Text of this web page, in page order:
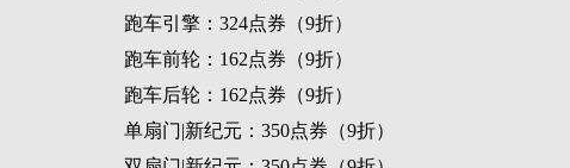
跑车引擎：324点券（9折）
跑车前轮：162点券（9折）
跑车后轮：162点券（9折）
单扇门|新纪元：350点券（9折）